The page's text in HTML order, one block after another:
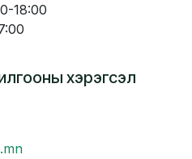
18:00
хэрэгсэл